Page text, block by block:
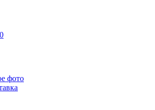
0
фото